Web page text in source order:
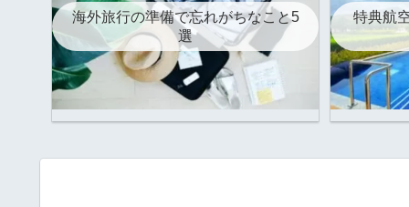
海外旅行の準備で忘れがちなこと5
選
特典航